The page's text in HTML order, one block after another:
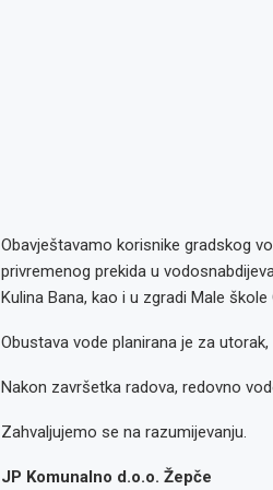
Obavještavamo korisnike gradskog
privremenog prekida u
Kulina Bana, kao i u zgradi Male škole
Obustava vode planirana je za utorak,
Nakon završetka radova, redovno
Zahvaljujemo se na razumijevanju.
JP Komunalno d.o.o. Žepče